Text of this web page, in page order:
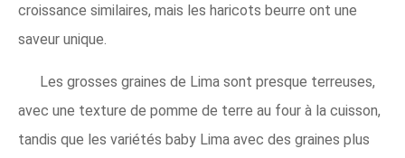
croissance similaires, mais les haricots beurre ont une
saveur unique.
Les grosses graines de Lima sont presque terreuses,
avec une texture de pomme de terre au four à la cuisson,
tandis que les variétés baby Lima avec des graines plus